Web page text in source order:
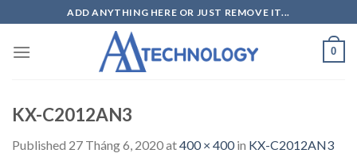
to
content
ADD ANYTHING HERE OR JUST REMOVE IT...
0
KX-C2012AN3
Published 27 Tháng 6, 2020at400 × 400in KX-C2012AN3